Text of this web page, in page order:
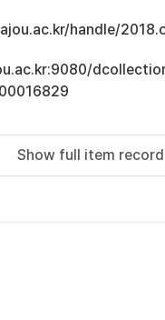
handle/
Show full item record